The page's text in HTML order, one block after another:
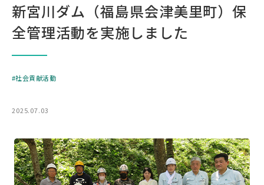
新宮川ダム（福島県会津美里町）保
全管理活動を実施しました
社会貢献活動
2025.07.03